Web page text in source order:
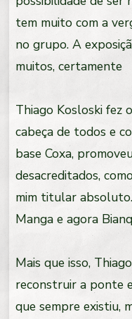
tem muito com a
no grupo. A
muitos, certamente
Thiago Kosloski fez
cabeça de todos e
base Coxa,
desacreditados,
mim titular
Manga e agora
Mais que isso,
reconstruir a ponte
que sempre existiu,